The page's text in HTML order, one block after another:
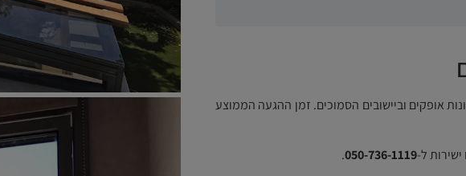
אופקים וביישובים הסמוכים. זמן ההגעה הממוצע
ל-050-736-1119
.